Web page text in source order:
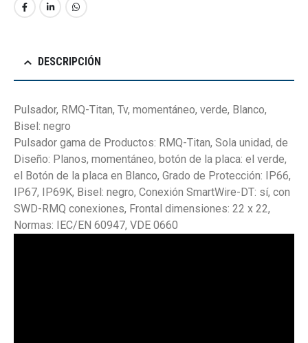
DESCRIPCIÓN
Pulsador, RMQ-Titan, Tv, momentáneo, verde, Blanco,
Bisel: negro
Pulsador gama de Productos: RMQ-Titan, Sola unidad, de
Diseño: Planos, momentáneo, botón de la placa: el verde,
el Botón de la placa en Blanco, Grado de Protección: IP66,
IP67, IP69K, Bisel: negro, Conexión SmartWire-DT: sí, con
SWD-RMQ conexiones, Frontal dimensiones: 22 x 22,
Normas: IEC/EN 60947, VDE 0660